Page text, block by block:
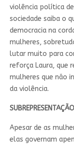
violência política
sociedade saiba o
democracia na
mulheres,
lutar muito para
reforça Laura, que
mulheres que não
da violência.
SUBREPRESENTAÇÃO
Apesar de as
elas governam